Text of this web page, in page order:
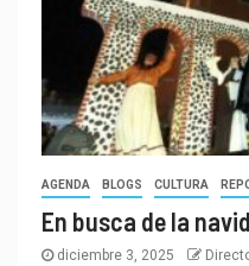
AGENDA BLOGS CULTURA
En busca de la
diciembre 3, 2025